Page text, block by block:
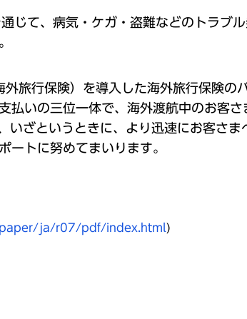
じて、病気・ケガ・盗難などのトラブ
旅行保険）を導入した海外旅行保険の
払いの三位一体で、海外渡航中のお客
ざというときに、より迅速にお客さ
ートに努めてまいります。
ja/r07/pdf/index.html )